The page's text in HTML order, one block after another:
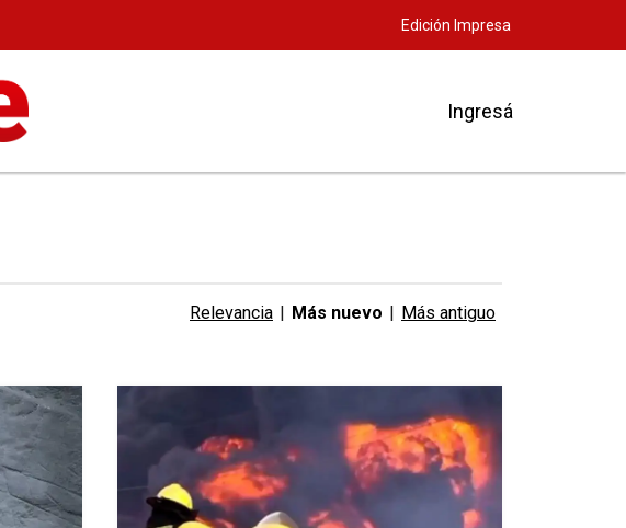
Edición Impresa
Ingresá
Relevancia | Más nuevo | Más antiguo